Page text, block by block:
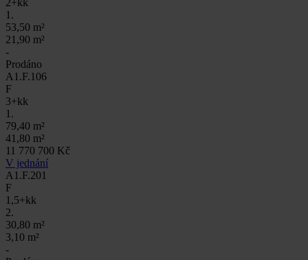
2+kk
1.
53,50 m²
21,90 m²
-
Prodáno
A1.F.106
F
3+kk
1.
79,40 m²
41,80 m²
11 770 700 Kč
V jednání
A1.F.201
F
1,5+kk
2.
30,80 m²
3,10 m²
-